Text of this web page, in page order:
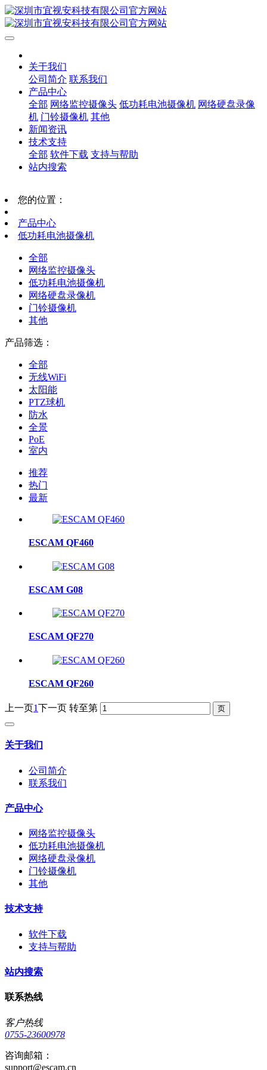
关于我们
公司简介 联系我们
产品中心
全部 网络监控摄像头 低功耗电池摄像机 网络硬盘录像
机 门铃摄像机 其他
新闻资讯
技术支持
全部 软件下载 支持与帮助
站内搜索
您的位置：
产品中心
低功耗电池摄像机
全部
网络监控摄像头
低功耗电池摄像机
网络硬盘录像机
门铃摄像机
其他
产品筛选：
全部
无线WiFi
太阳能
PTZ球机
防水
全景
PoE
室内
推荐
热门
最新
ESCAM QF460
ESCAM G08
ESCAM QF270
ESCAM QF260
上一页1下一页 转至第
关于我们
公司简介
联系我们
产品中心
网络监控摄像头
低功耗电池摄像机
网络硬盘录像机
门铃摄像机
其他
技术支持
软件下载
支持与帮助
站内搜索
联系热线
客户热线
0755-23600978
咨询邮箱：
support@escam.cn